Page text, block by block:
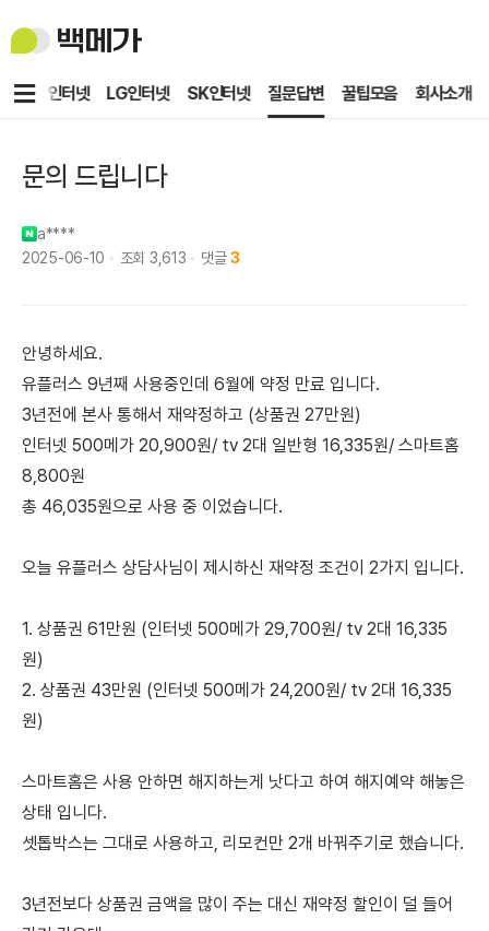
백
메
KT인터넷 LG인터넷 SK인터넷 질문답변 꿀팁모음 회사소개
메
문의 드립니다
a****
2025-06-10
조회 3,613 댓글 3
안녕하세요.
유플러스 9년째 사용중인데 6월에 약정 만료 입니다.
3년전에 본사 통해서 재약정하고 (상품권 27만원)
인터넷 500메가 20,900원/ tv 2대 일반형 16,335원/ 스마트홈
8,800원
총 46,035원으로 사용 중 이었습니다.
오늘 유플러스 상담사님이 제시하신 재약정 조건이 2가지 입니다.
1. 상품권 61만원 (인터넷 500메가 29,700원/ tv 2대 16,335
원)
2. 상품권 43만원 (인터넷 500메가 24,200원/ tv 2대 16,335
원)
스마트홈은 사용 안하면 해지하는게 낫다고 하여 해지예약 해놓은
상태 입니다.
셋톱박스는 그대로 사용하고, 리모컨만 2개 바꿔주기로 했습니다.
3년전보다 상품권 금액을 많이 주는 대신 재약정 할인이 덜 들어